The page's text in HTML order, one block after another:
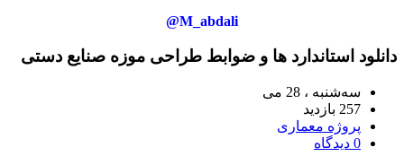
M_abdali@
دانلود استاندارد ها و ضوابط طراحی موزه صنایع دستی
سه‌شنبه ، 28 می
257 بازدید
پروژه معماری
0 دیدگاه